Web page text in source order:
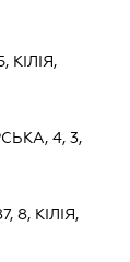
КІЛІЯ,
4, 3,
8, КІЛІЯ,